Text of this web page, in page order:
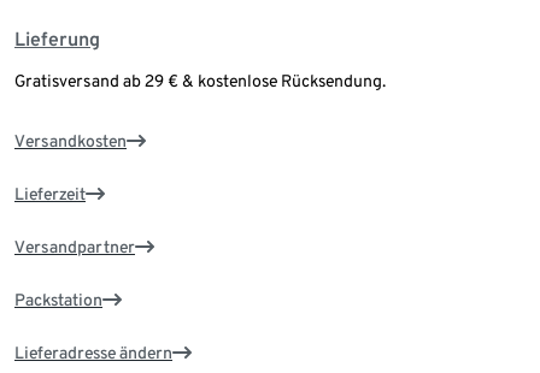
Lieferung
Gratisversand ab 29 € & kostenlose Rücksendung.
Versandkosten
Lieferzeit
Versandpartner
Packstation
Lieferadresse ändern